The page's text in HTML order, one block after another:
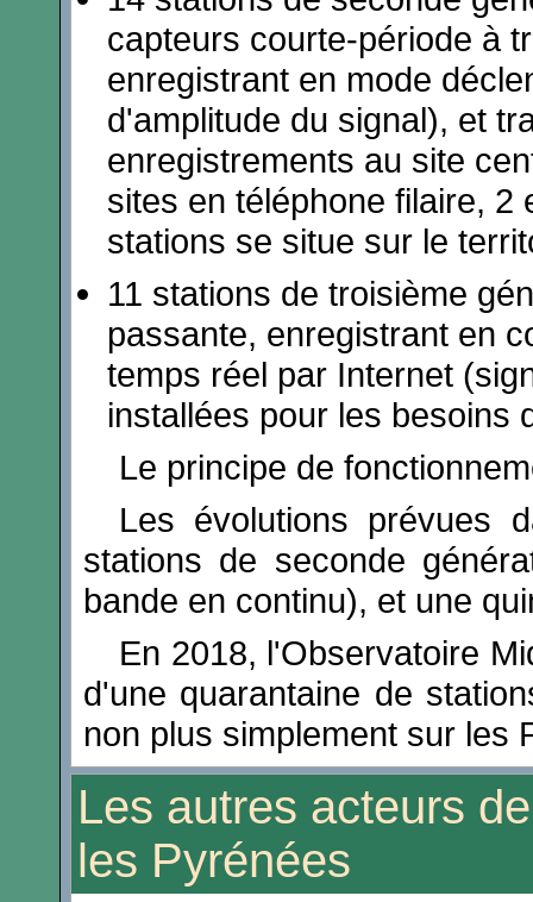
capteurs courte-période à
enregistrant en mode
d'amplitude du signal), et
enregistrements au site
sites en téléphone filaire, 2
stations se situe sur le
11 stations de troisième
passante, enregistrant en
temps réel par Internet
installées pour les besoins
Le principe de
Les évolutions prévues
stations de seconde
bande en continu), et une
En 2018, l'Observatoire
d'une quarantaine de
non plus simplement sur les
Les autres acteurs
les Pyrénées